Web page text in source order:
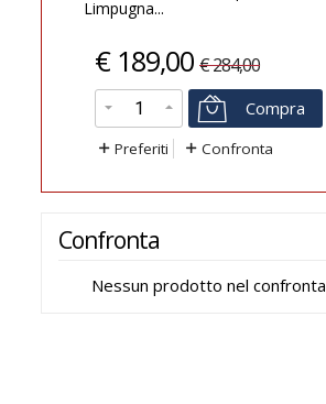
284,00
Compra
Confronta
Confronta
Nessun prodotto nel confronta